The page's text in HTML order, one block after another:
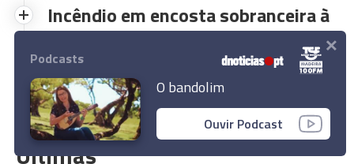
Incêndio em encosta sobranceira à
vila do Porto Moniz mobiliza
bombeiros
26 jul 2026 00:46
Últimas
Podcasts
O bandolim
Ouvir Podcast
×